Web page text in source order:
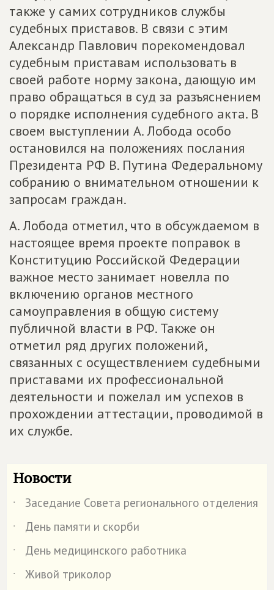
также у самих сотрудников службы
судебных приставов. В связи с этим
Александр Павлович порекомендовал
судебным приставам использовать в
своей работе норму закона, дающую им
право обращаться в суд за разъяснением
о порядке исполнения судебного акта. В
своем выступлении А. Лобода особо
остановился на положениях послания
Президента РФ В. Путина Федеральному
собранию о внимательном отношении к
запросам граждан.
А. Лобода отметил, что в обсуждаемом в
настоящее время проекте поправок в
Конституцию Российской Федерации
важное место занимает новелла по
включению органов местного
самоуправления в общую систему
публичной власти в РФ. Также он
отметил ряд других положений,
связанных с осуществлением судебными
приставами их профессиональной
деятельности и пожелал им успехов в
прохождении аттестации, проводимой в
их службе.
Новости
˙
Заседание Совета регионального отделения
˙
День памяти и скорби
˙
День медицинского работника
˙
Живой триколор